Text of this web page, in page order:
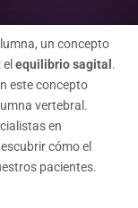
un concepto
equilibrio sagital .
este concepto
vertebral.
en
cómo el
pacientes.